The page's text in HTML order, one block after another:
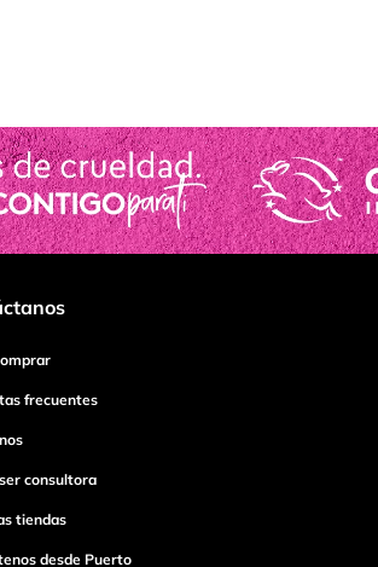
frecuentes
consultora
tiendas
desde Puerto